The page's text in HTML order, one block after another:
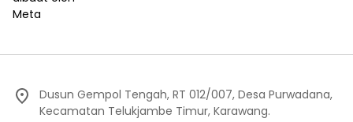
Dusun Gempol Tengah, RT 012/007, Desa Purwadana,
Kecamatan Telukjambe Timur, Karawang.